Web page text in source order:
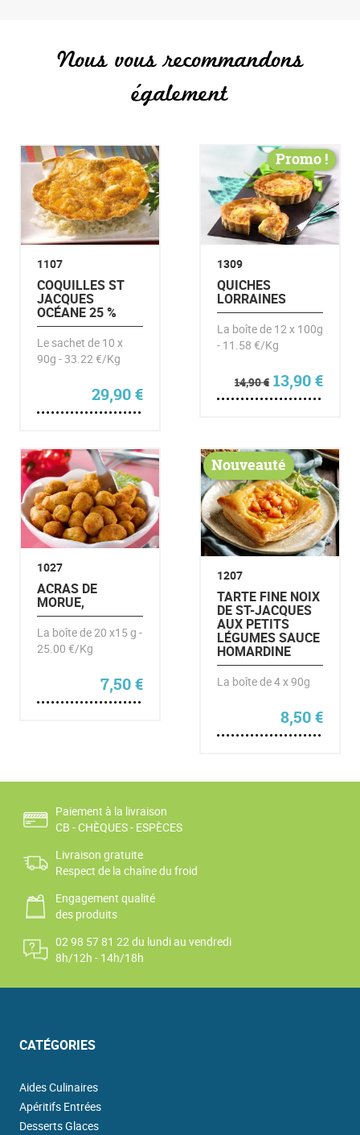
Nous vous recommandons
également
1107
COQUILLES ST
JACQUES
OCÉANE 25 %
Le sachet de 10 x
90g - 33.22 €/Kg
29,90€
Promo !
1309
QUICHES
LORRAINES
La boîte de 12 x 100g
- 11.58 €/Kg
14,90€ Le prix
13,90€Le
1027
ACRAS DE
MORUE,
La boîte de 20 x15 g -
25.00 €/Kg
7,50€
Nouveauté
1207
TARTE FINE NOIX
DE ST-JACQUES
AUX PETITS
LÉGUMES SAUCE
HOMARDINE
La boîte de 4 x 90g
8,50€
Paiement à la livraison
CB - CHÈQUES - ESPÈCES
Livraison gratuite
Respect de la chaîne du froid
Engagement qualité
des produits
02 98 57 81 22 du lundi au vendredi
8h/12h - 14h/18h
CATÉGORIES
Aides Culinaires
Apéritifs Entrées
Desserts Glaces